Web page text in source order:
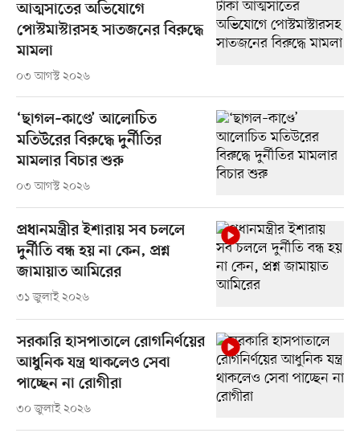
আত্মসাতের অভিযোগে
পোস্টমাস্টারসহ সাতজনের বিরুদ্ধে
মামলা
০৩ আগস্ট ২০২৬
‘ছাগল–কাণ্ডে’ আলোচিত
মতিউরের বিরুদ্ধে দুর্নীতির
মামলার বিচার শুরু
০৩ আগস্ট ২০২৬
প্রধানমন্ত্রীর ইশারায় সব চললে
দুর্নীতি বন্ধ হয় না কেন, প্রশ্ন
জামায়াত আমিরের
৩১ জুলাই ২০২৬
সরকারি হাসপাতালে রোগনির্ণয়ের
আধুনিক যন্ত্র থাকলেও সেবা
পাচ্ছেন না রোগীরা
৩০ জুলাই ২০২৬